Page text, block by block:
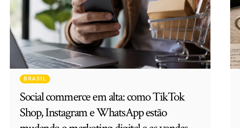
BRASIL
Social commerce em alta: como TikTok
Shop, Instagram e WhatsApp estão